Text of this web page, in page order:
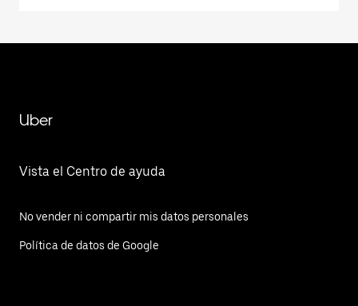
Uber
Vista el Centro de ayuda
No vender ni compartir mis datos personales
Política de datos de Google